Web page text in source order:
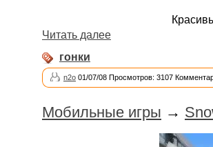
Читать далее
гонки
n2o 01/07/08 Просмотров: 3107
Мобильные игры →